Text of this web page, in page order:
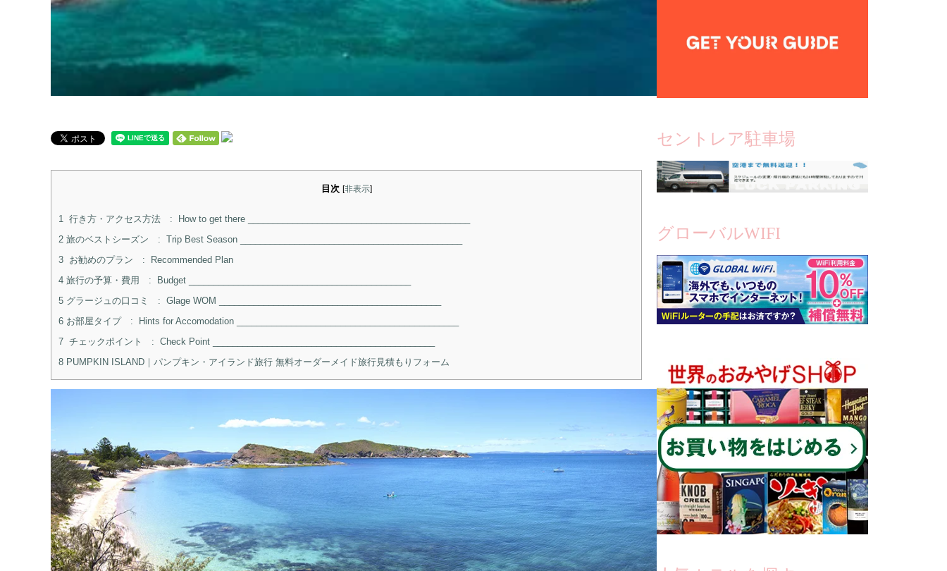
目次 [非表示]
1 行き方・アクセス方法 : How to get there _____________________________________________
2 旅のベストシーズン : Trip Best Season _____________________________________________
3 お勧めのプラン : Recommended Plan
4 旅行の予算・費用 : Budget _____________________________________________
5 グラージュの口コミ : Glage WOM _____________________________________________
6 お部屋タイプ : Hints for Accomodation _____________________________________________
7 チェックポイント : Check Point _____________________________________________
8 PUMPKIN ISLAND｜パンプキン・アイランド旅行 無料オーダーメイド旅行見積もりフォーム
セントレア駐車場
グローバルWIFI